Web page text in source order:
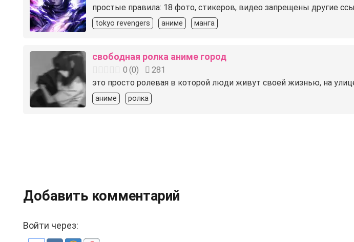
простые правила: 18 фото, стикеров, видео запрещены другие
tokyo revengers аниме манга
свободная ролка аниме город
0 (0)
281
это просто ролевая в которой люди живут своей жизнью, на
аниме ролка
Добавить комментарий
Войти через: